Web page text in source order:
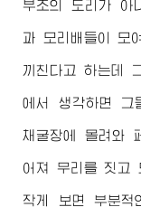
부조의 도리가 아
과 모리배들이 모
끼친다고 하는데
에서 생각하면 그
채굴장에 몰려와
어져 무리를 짓고
작게 보면 부분적